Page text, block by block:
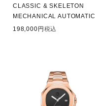
CLASSIC & SKELETON
MECHANICAL AUTOMATIC
198,000
税込